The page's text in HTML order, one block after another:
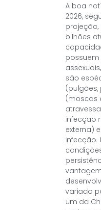
A boa
2026,
projeção,
bilhões
são
(pulgões,
(moscas
infecção
externa)
infecção.
variado
um da